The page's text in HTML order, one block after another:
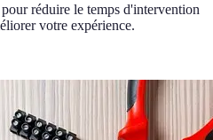
réduire le temps d'intervention
votre expérience.